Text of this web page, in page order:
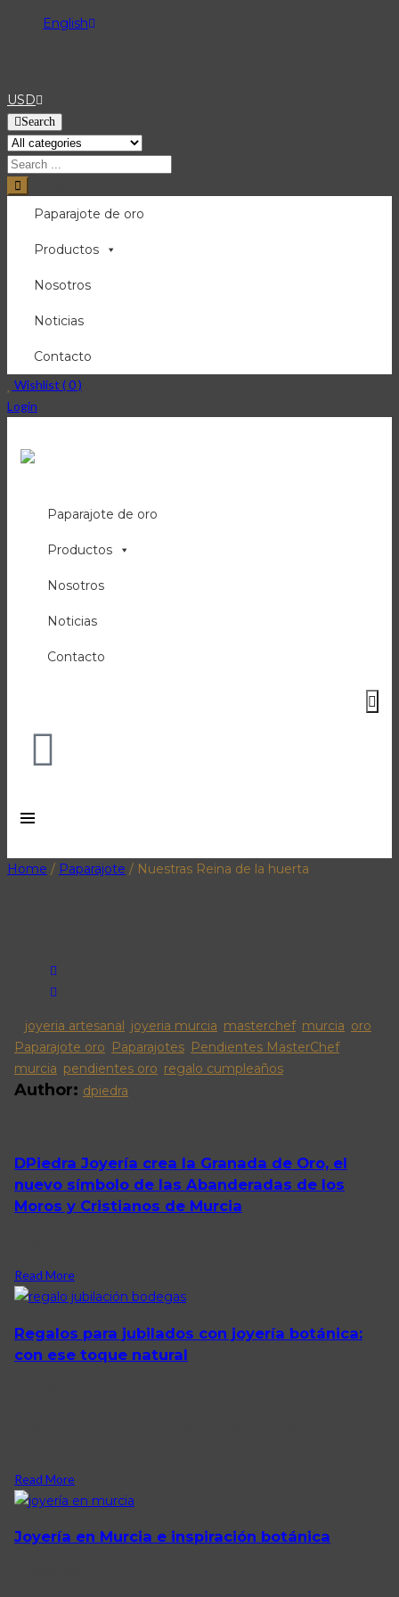
English
USD
Search
Paparajote de oro
Productos
Nosotros
Noticias
Contacto
Wishlist (0)
Login
Paparajote de oro
Productos
Nosotros
Noticias
Contacto
Home / Paparajote / Nuestras Reina de la huerta
joyeria artesanal joyeria murcia masterchef, murcia oro
Paparajote oro Paparajotes Pendientes MasterChef
murcia pendientes oro regalo cumpleaños
Author: dpiedra
DPiedra Joyería crea la Granada de Oro, el
nuevo símbolo de las Abanderadas de los
Moros y Cristianos de Murcia
Read More
Regalos para jubilados con joyería botánica:
con ese toque natural
Read More
Joyería en Murcia e inspiración botánica